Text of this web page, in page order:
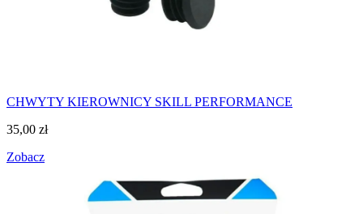
CHWYTY KIEROWNICY SKILL PERFORMANCE
35,00 zł
Zobacz